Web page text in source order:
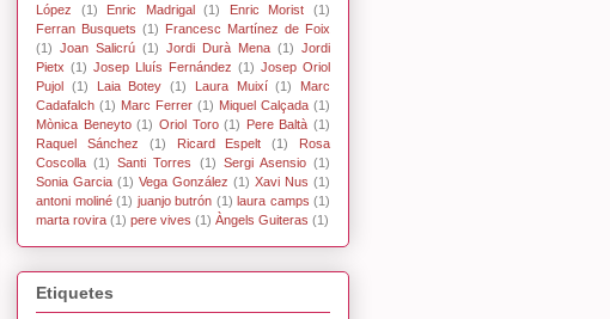
López
(1) Enric Madrigal (1) Enric Morist
(1)
Ferran Busquets (1) Francesc Martínez de Foix
(1) Joan Salicrú (1) Jordi Durà Mena (1) Jordi
Pietx (1) Josep Lluís Fernández (1) Josep Oriol
Pujol (1) Laia Botey (1) Laura Muixí (1)
Marc
Cadafalch (1) Marc Ferrer (1) Miquel Calçada (1)
Mònica Beneyto (1) Oriol Toro (1) Pere Baltà (1)
Raquel Sánchez
(1) Ricard Espelt (1)
Rosa
Coscolla (1) Santi Torres (1) Sergi Asensio (1)
Sonia Garcia (1) Vega González (1) Xavi Nus (1)
antoni moliné (1) juanjo butrón (1) laura camps (1)
marta rovira (1) pere vives (1) Àngels Guiteras (1)
Etiquetes